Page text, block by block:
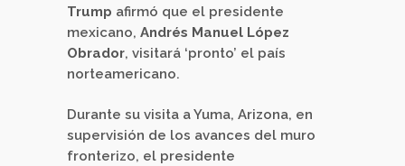
Trump afirmó que el presidente
mexicano, Andrés Manuel López
Obrador, visitará ‘pronto’ el país
norteamericano.
Durante su visita a Yuma, Arizona, en
supervisión de los avances del muro
fronterizo, el presidente